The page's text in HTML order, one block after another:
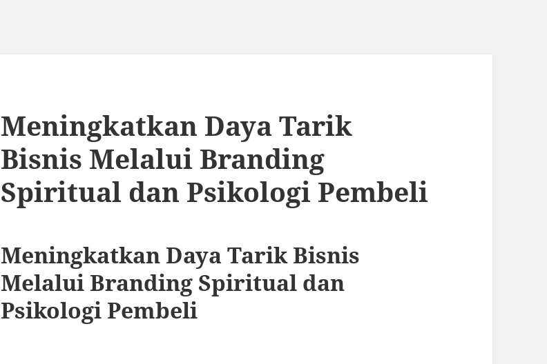
Meningkatkan Daya Tarik
Bisnis Melalui Branding
Spiritual dan Psikologi Pembeli
Meningkatkan Daya Tarik Bisnis
Melalui Branding Spiritual dan
Psikologi Pembeli